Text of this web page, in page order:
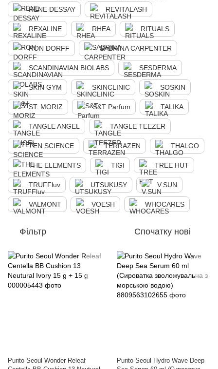
RENE DESSAY REVITALASH
REXALINE RHEA RITUALS
RON DORFF SABRINA CARPENTER
SCANDINAVIAN BIOLABS SESDERMA
SKIN GYM SKINCLINIC SOSKIN
ST. MORIZ S&T Parfum TALIKA
TANGLE ANGEL TANGLE TEEZER
TEN SCIENCE TERRAZEN THALGO
THE ELEMENTS TIGI TREE HUT
TRUFFluv UTSUKUSY V.SUN
VALMONT VOESH WHOCARES
Фільтр Спочатку нові
Purito Seoul Wonder Releaf
Purito Seoul Hydro Wave Deep